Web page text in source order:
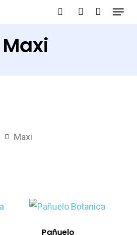
Menu
Maxi
Maxi
Pañuelo